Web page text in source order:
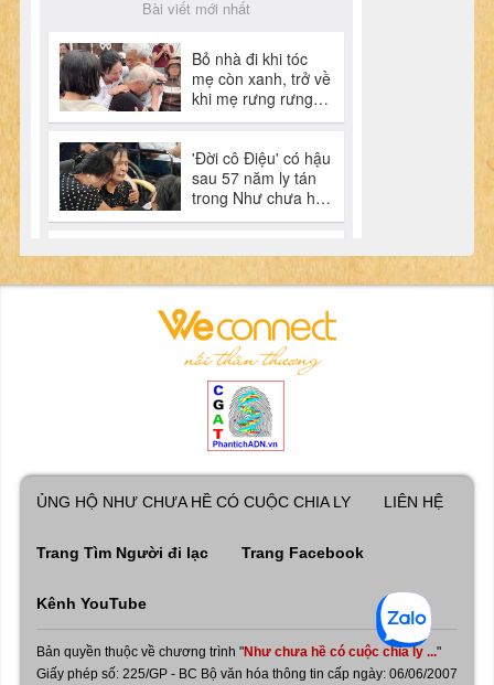
ỦNG HỘ NHƯ CHƯA HỀ CÓ CUỘC CHIA LY LIÊN HỆ
Trang Tìm Người đi lạc Trang Facebook
Kênh YouTube
Bản quyền thuộc về chương trình "Như chưa hề có cuộc chia ly ..."
Giấy phép số: 225/GP - BC Bộ văn hóa thông tin cấp ngày: 06/06/2007